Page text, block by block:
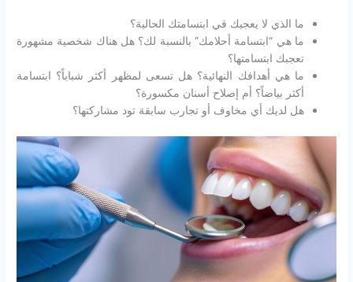
ما الذي لا يعجبك في ابتسامتك الحالية؟
ما هي “ابتسامة أحلامك” بالنسبة لك؟ هل هناك شخصية مشهورة
تعجبك ابتسامتها؟
ما هي أهدافك النهائية؟ هل تسعى لمظهر أكثر شباباً؟ ابتسامة
أكثر بياضاً؟ أم إصلاح أسنان مكسورة؟
هل لديك أي مخاوف أو تجارب سابقة تود مشاركتها؟